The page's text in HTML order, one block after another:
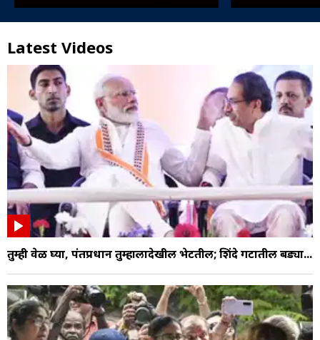
Latest Videos
तुम्ही वेळ घ्या, पंतप्रधान तुम्हालादेखील भेटतील; शिंदे गटातील बड्या...